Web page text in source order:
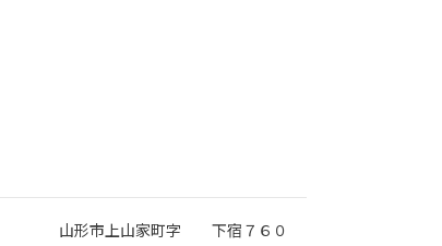
山形市上山家町字 下宿７６０